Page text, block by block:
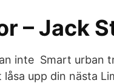
– Jack
inte Smart urban
upp din nästa